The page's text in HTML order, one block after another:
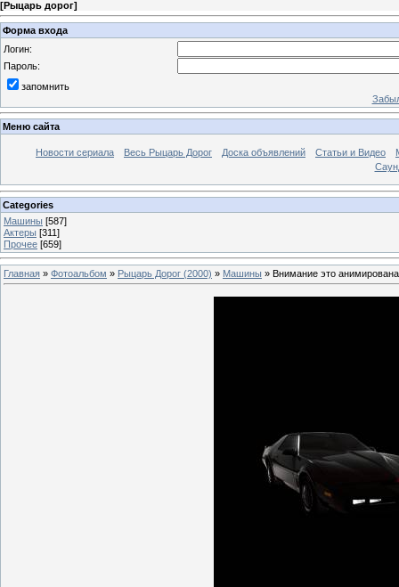
[Рыцарь дорог]
Форма входа
Логин:
Пароль:
запомнить
Меню сайта
Новости сериала Весь Рыцарь Дорог Доска объявлений Статьи и Видео
Categories
Машины [587]
Актеры [311]
Прочее [659]
Главная » Фотоальбом » Рыцарь Дорог (2000) » Машины » Внимание это